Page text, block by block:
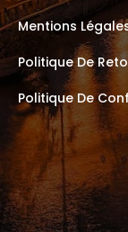
Mentions
Politique De
Politique De